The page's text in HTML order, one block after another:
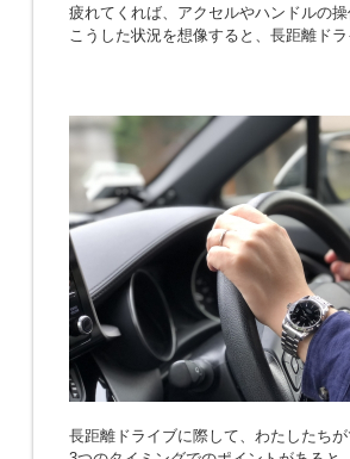
疲れてくれば、アクセルやハンドルの
こうした状況を想像すると、長距離ド
長距離ドライブに際して、わたしたち